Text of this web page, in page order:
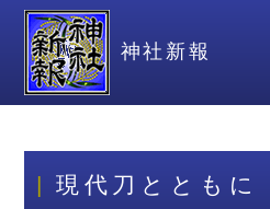
神社新報
現代刀ととも